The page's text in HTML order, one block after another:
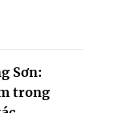
Sơn:
trong